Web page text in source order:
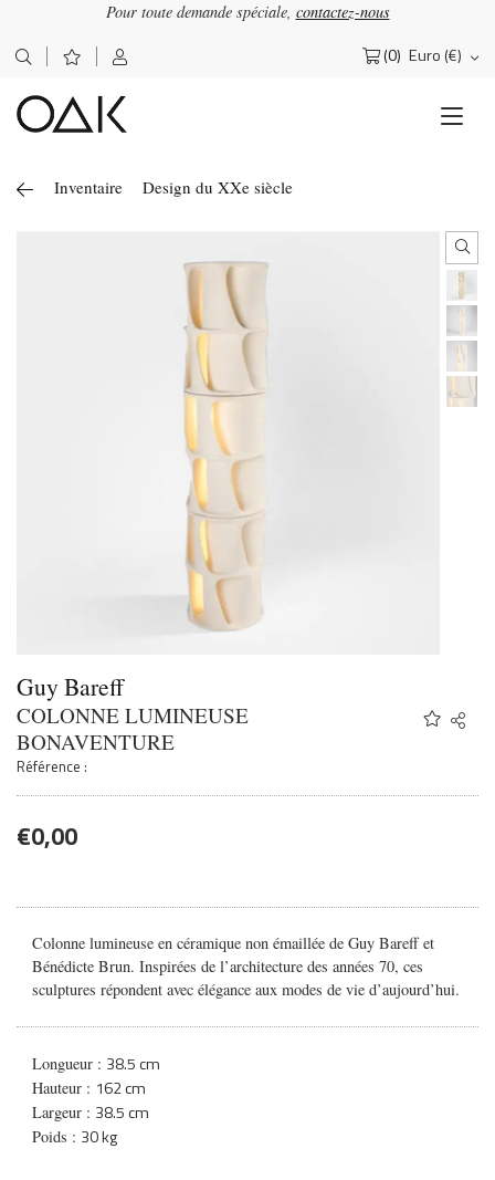
Pour toute demande spéciale, contactez-nous
(0) Euro (€)
Rechercher :
Inventaire Design du XXe siècle
Guy Bareff
COLONNE LUMINEUSE
BONAVENTURE
Référence :
Share
Twitter
€0,00
Colonne lumineuse en céramique non émaillée de Guy Bareff et
Bénédicte Brun. Inspirées de l’architecture des années 70, ces
sculptures répondent avec élégance aux modes de vie d’aujourd’hui.
Longueur : 38.5 cm
Hauteur : 162 cm
Largeur : 38.5 cm
Poids : 30 kg